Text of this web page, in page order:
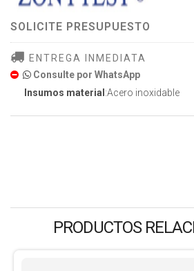
SOLICITE PRESUPUESTO
ENTREGA INMEDIATA
Consulte por WhatsApp
Insumos material :Acero inoxidable
PRODUCTOS